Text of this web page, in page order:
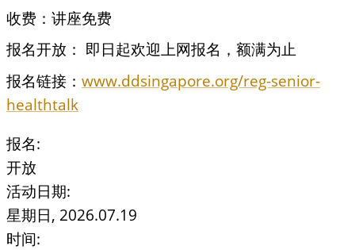
收费：讲座免费
报名开放： 即日起欢迎上网报名，额满为止
报名链接： www.ddsingapore.org/reg-senior-
healthtalk
报名:
开放
活动日期:
星期日, 2026.07.19
时间: